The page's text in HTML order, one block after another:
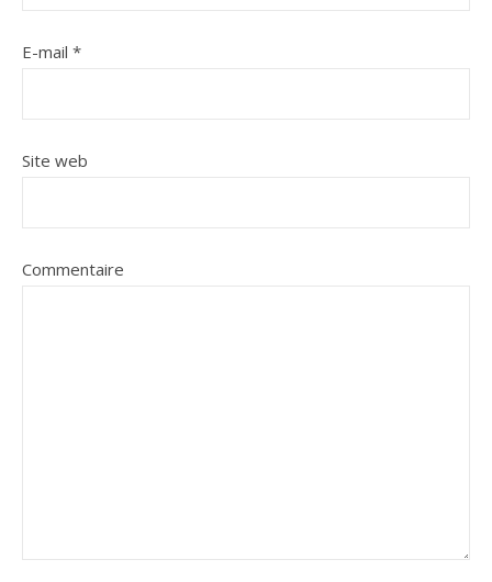
E-mail *
Site web
Commentaire